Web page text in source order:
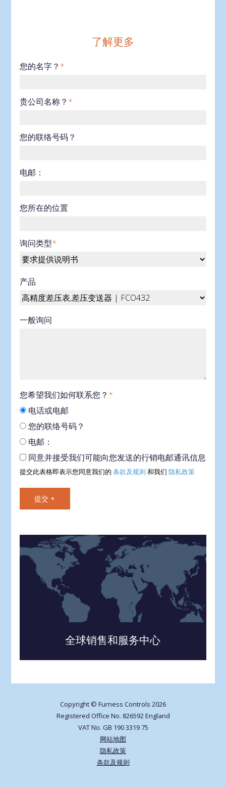
了解更多
您的名字？ *
贵公司名称？ *
您的联络号码？
电邮：
您所在的位置
询问类型*
产品
一般询问
您希望我们如何联系您？ *
电话或电邮
您的联络号码？
电邮：
同意并接受我们可能向您发送的行销电邮通讯信息
提交此表格即表示您同意我们的 条款及规则 和我们 隐私政策
全球销售和服务中心
Copyright © Furness Controls 2026
Registered Office No. 826592 England
VAT No. GB 190 3319 75
网站地图
隐私政策
条款及规则